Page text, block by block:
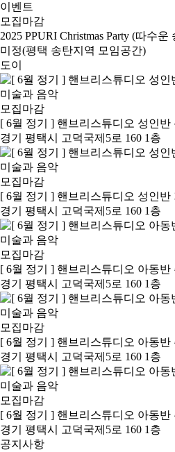
이벤트
모집마감
2025 PPURI Christmas Party (따수
미정(평택 송탄지역 모임공간)
도이
미술과 음악
모집마감
[ 6월 정기 ] 핸브리스튜디오 성인반
경기 평택시 고덕국제5로 160 1층
미술과 음악
모집마감
[ 6월 정기 ] 핸브리스튜디오 성인반
경기 평택시 고덕국제5로 160 1층
미술과 음악
모집마감
[ 6월 정기 ] 핸브리스튜디오 아동반
경기 평택시 고덕국제5로 160 1층
미술과 음악
모집마감
[ 6월 정기 ] 핸브리스튜디오 아동반
경기 평택시 고덕국제5로 160 1층
미술과 음악
모집마감
[ 6월 정기 ] 핸브리스튜디오 아동반
경기 평택시 고덕국제5로 160 1층
공지사항